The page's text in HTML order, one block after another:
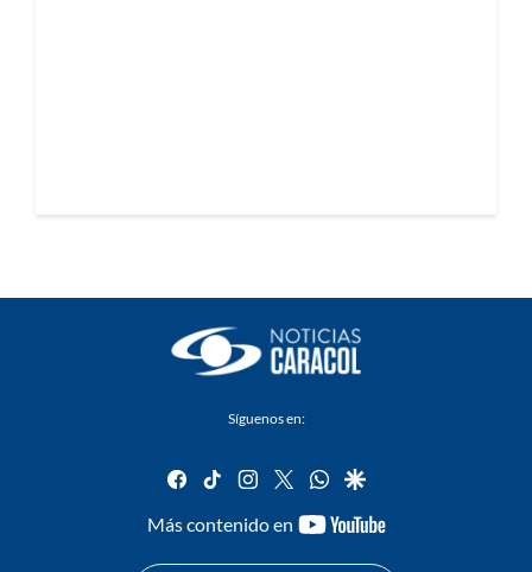
Síguenos en:
facebook
tiktok instagram
twitterwhatsapp
google
Más contenido en
youtube-